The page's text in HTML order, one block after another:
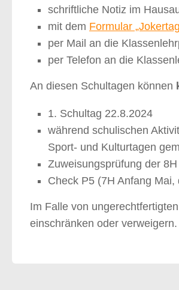
schriftliche Notiz im
mit dem Formular
per Mail an die
per Telefon an die
An diesen Schultagen können
1. Schultag 22.8.2024
während schulischen
Sport- und Kulturtagen
Zuweisungsprüfung der 8H
Check P5 (7H Anfang Mai,
Im Falle von
einschränken oder verweigern.